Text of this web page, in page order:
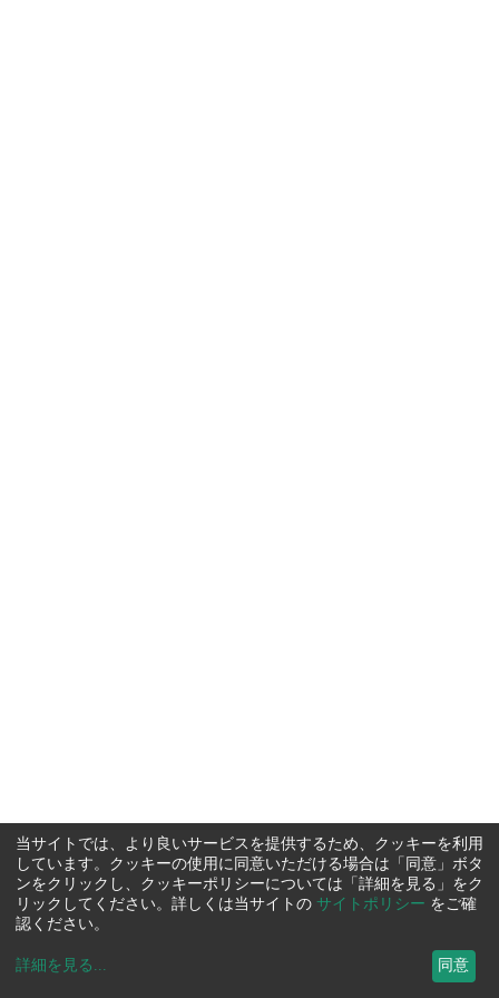
当サイトでは、より良いサービスを提供するため、クッキーを利用
しています。クッキーの使用に同意いただける場合は「同意」ボタ
ンをクリックし、クッキーポリシーについては「詳細を見る」をク
リックしてください。詳しくは当サイトの サイトポリシー をご確
認ください。
詳細を見る ... 同意